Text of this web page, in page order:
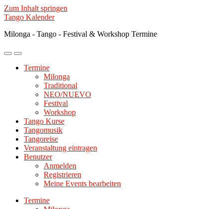
Zum Inhalt springen
Tango Kalender
Milonga - Tango - Festival & Workshop Termine
Mobile-
ein-/ausblenden
Suchfeld
ein-/ausblenden
Termine
Milonga
Traditional
NEO/NUEVO
Festival
Workshop
Tango Kurse
Tangomusik
Tangoreise
Veranstaltung eintragen
Benutzer
Anmelden
Registrieren
Meine Events bearbeiten
Termine